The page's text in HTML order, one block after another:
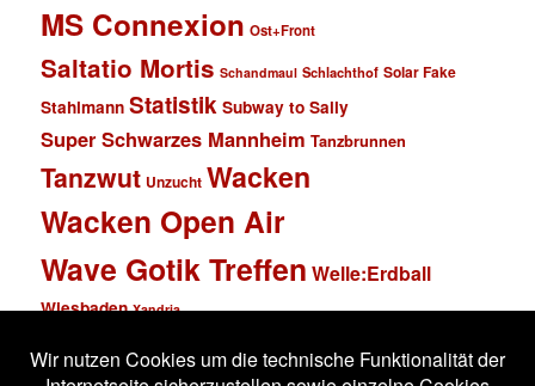
MS Connexion Ost+Front
Saltatio Mortis Schandmaul Schlachthof Solar Fake
Stahlmann Statistik Subway to Sally
Super Schwarzes Mannheim Tanzbrunnen
Tanzwut Unzucht Wacken
Wacken Open Air
Wave Gotik Treffen Welle:Erdball
Wiesbaden Xandria